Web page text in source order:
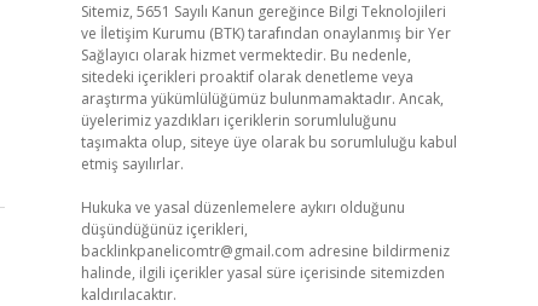
Sitemiz, 5651 Sayılı Kanun gereğince Bilgi Teknolojileri
ve İletişim Kurumu (BTK) tarafından onaylanmış bir Yer
Sağlayıcı olarak hizmet vermektedir. Bu nedenle,
sitedeki içerikleri proaktif olarak denetleme veya
araştırma yükümlülüğümüz bulunmamaktadır. Ancak,
üyelerimiz yazdıkları içeriklerin sorumluluğunu
taşımakta olup, siteye üye olarak bu sorumluluğu kabul
etmiş sayılırlar.
Hukuka ve yasal düzenlemelere aykırı olduğunu
düşündüğünüz içerikleri,
backlinkpanelicomtr@gmail.com adresine bildirmeniz
halinde, ilgili içerikler yasal süre içerisinde sitemizden
kaldırılacaktır.